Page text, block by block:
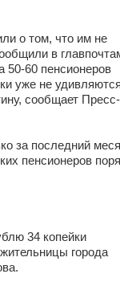
о том, что им не
в
50-60 пенсионеров
уже не
сообщает Пресс-
за последний
пенсионеров
34 копейки
города